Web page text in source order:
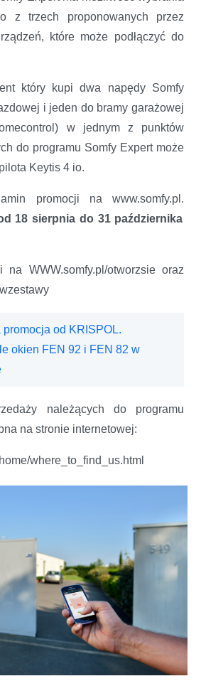
z trzech proponowanych przez
które może podłączyć do
który kupi dwa napędy Somfy
i jeden do bramy garażowej
w jednym z punktów
do programu Somfy Expert może
Keytis 4 io.
promocji na www.somfy.pl.
18 sierpnia do 31 października
na WWW.somfy.pl/otworzsie oraz
promocja od KRISPOL.
okien FEN 92 i FEN 82 w
należących do programu
na stronie internetowej:
where_to_find_us.html